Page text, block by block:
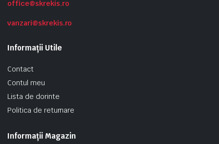
office@skrekis.ro
vanzari@skrekis.ro
Informații Utile
Contact
Contul meu
Lista de dorinte
Politica de returnare
Informații Magazin